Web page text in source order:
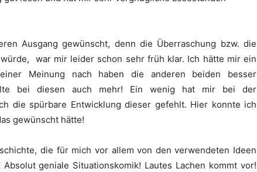
Ausgang gewünscht, denn die Überraschung bzw. die
war mir leider schon sehr früh klar. Ich hätte mir ein
Meinung nach haben die anderen beiden besser
bei diesen auch mehr! Ein wenig hat mir bei der
die spürbare Entwicklung dieser gefehlt. Hier konnte ich
gewünscht hätte!
die für mich vor allem von den verwendeten Ideen
geniale Situationskomik! Lautes Lachen kommt vor!